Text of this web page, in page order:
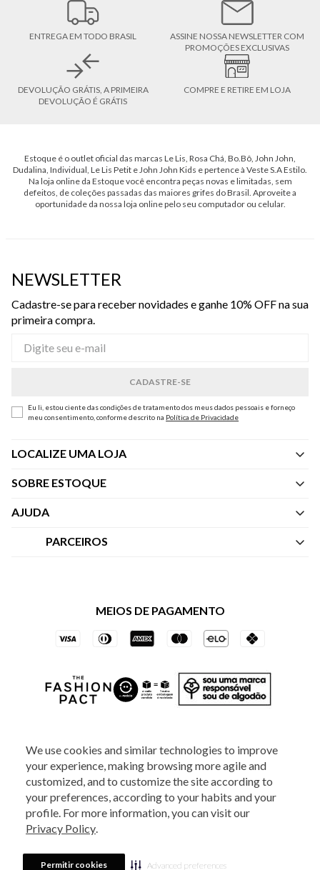
We use cookies and similar technologies to improve
your experience, making browsing more agile and
customized, and to customize the site according to
your preferences, according to your habits and your
profile. For more information, you can visit our
Privacy Policy.
Permitir cookies Advanced preferences
ENTREGA EM TODO BRASIL
ASSINE NOSSA NEWSLETTER COM
PROMOÇÕES EXCLUSIVAS
DEVOLUÇÃO GRÁTIS, A PRIMEIRA
DEVOLUÇÃO É GRÁTIS
COMPRE E RETIRE EM LOJA
Estoque é o outlet oficial das marcas Le Lis, Rosa Chá, Bo.Bô, John John,
Dudalina, Individual, Le Lis Petit e John John Kids e pertence à Veste S.A Estilo.
Na loja online da Estoque você encontra peças novas e limitadas, sem
defeitos, de coleções passadas das maiores grifes do Brasil. Aproveite a
oportunidade da nossa loja online pelo seu computador ou celular.
NEWSLETTER
Cadastre-se para receber novidades e ganhe 10% OFF na sua
primeira compra.
Eu li, estou ciente das condições de tratamento dos meus dados pessoais e forneço
meu consentimento, conforme descrito na Política de Privacidade
LOCALIZE UMA LOJA
SOBRE ESTOQUE
Quem Somos
AJUDA
Central de Atendimento
Trocas e Devoluções
PARCEIROS
Vai de Visa
Azul Fidelidade
MEIOS DE PAGAMENTO
2025 - Veste S.A Estilo. Todos os direitos reservados - A loja Estoque reserva-
se no direito de corrigir ou alterar informações como: preços, promoções e
880 5520.Horário de Atendimento:
Sábados das 8h às 14h, exceto feriados. Veste S.A Estilo. Rua Othão, 405, Vila